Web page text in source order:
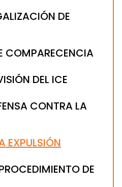
DE
COMPARECENCIA
DEL ICE
CONTRA LA
EXPULSIÓN
DE